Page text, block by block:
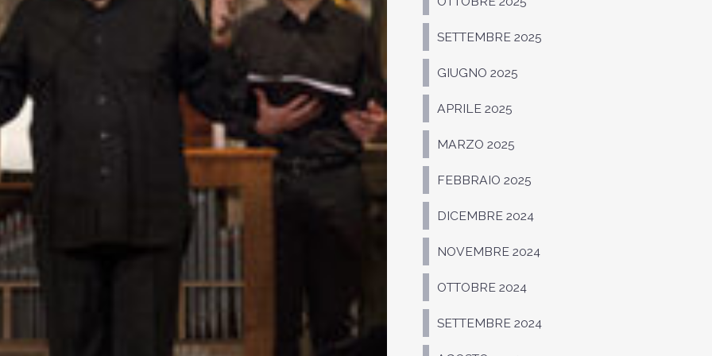
SETTEMBRE 2025
GIUGNO 2025
APRILE 2025
MARZO 2025
FEBBRAIO 2025
DICEMBRE 2024
NOVEMBRE 2024
OTTOBRE 2024
SETTEMBRE 2024